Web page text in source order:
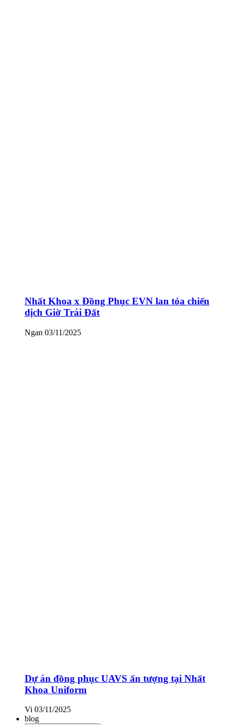
Nhất Khoa x Đồng Phục EVN lan tỏa chiến
dịch Giờ Trái Đất
Ngan 03/11/2025
Dự án đồng phục UAVS ấn tượng tại Nhất
Khoa Uniform
Vi 03/11/2025
blog